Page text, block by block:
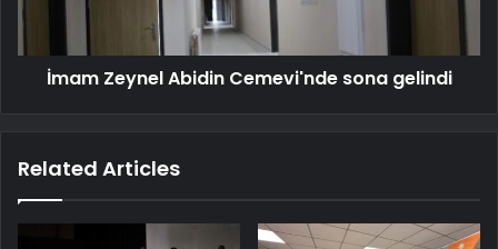
İmam Zeynel Abidin Cemevi'nde sona gelindi
Related Articles